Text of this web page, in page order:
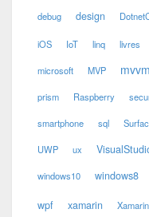
debug design
iOS IoT linq livres
microsoft MVP mvvm
prism Raspberry
smartphone sql
UWP ux
windows10 windows8
wpf xamarin Xamarin